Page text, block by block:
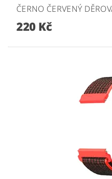
ČERNO ČERVENÝ
220 Kč